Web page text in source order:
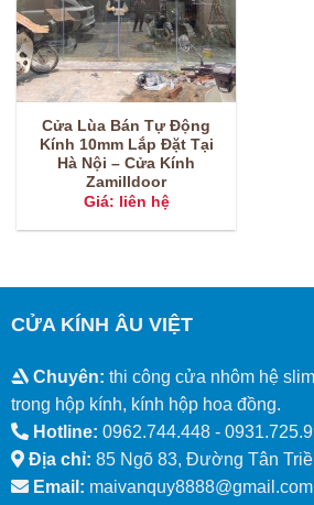
Cửa Lùa Bán Tự Động
Kính 10mm Lắp Đặt Tại
Hà Nội – Cửa Kính
Zamilldoor
Giá: liên hệ
CỬA KÍNH ÂU VIỆT
Chuyên: thi công cửa nhôm hệ
trong hộp kính, kính hộp hoa đồng.
Hotline: 0962.744.448 -
Địa chỉ: 85 Ngõ 83, Đường Tân
Email: maivanquy8888@gmail.com